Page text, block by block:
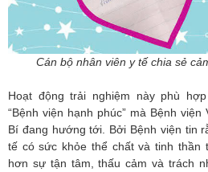
Cán bộ nhân viên y tế chia sẻ
Hoạt động trải nghiệm này phù
“Bệnh viện hạnh phúc” mà Bệnh
Bí đang hướng tới. Bởi Bệnh viện tin
tế có sức khỏe thể chất và tinh thần
hơn sự tận tâm, thấu cảm và trách